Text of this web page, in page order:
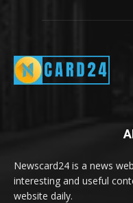
Newscard24 is a news
interesting and useful
website daily.